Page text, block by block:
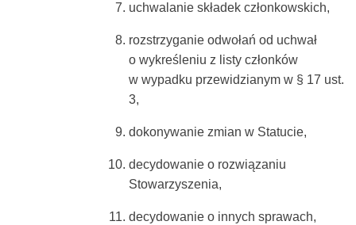
uchwalanie składek członkowskich,
rozstrzyganie odwołań od uchwał
o wykreśleniu z listy członków
w wypadku przewidzianym w § 17 ust.
3,
dokonywanie zmian w Statucie,
decydowanie o rozwiązaniu
Stowarzyszenia,
decydowanie o innych sprawach,